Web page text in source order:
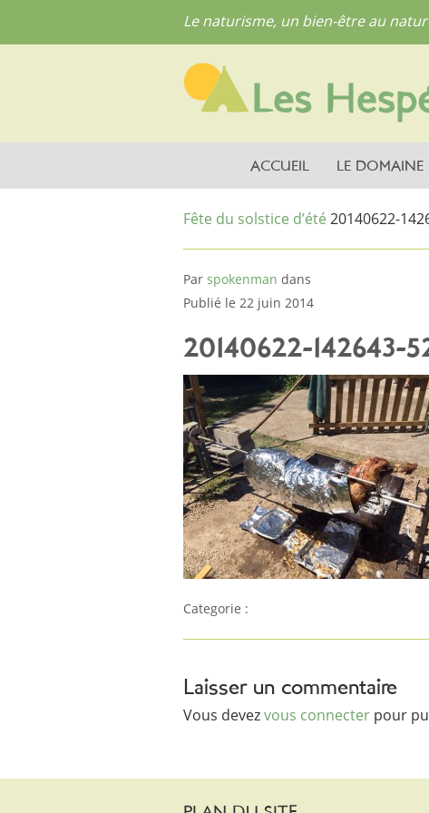
ACCUEIL LE DOMAINE
Le naturisme, un bien-être au
Fête du solstice d’été 20140622-
Par spokenman dans
Publié le 22 juin 2014
20140622-142643-
Categorie :
Laisser un commentaire
Vous devezvous connecter pour